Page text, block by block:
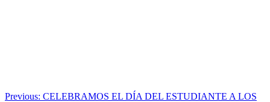
Navegación
Previous: CELEBRAMOS EL DÍA DEL ESTUDIANTE A LOS